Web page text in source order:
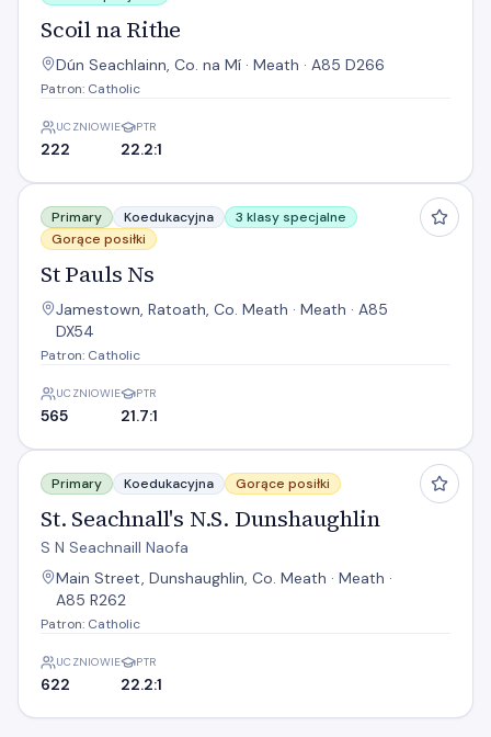
Scoil na Rithe
Dún Seachlainn, Co. na Mí · Meath · A85 D266
Patron: Catholic
UCZNIOWIE
222
PTR
22.2:1
St Pauls Ns
Primary Koedukacyjna
3 klasy specjalne
Gorące posiłki
St Pauls Ns
Jamestown, Ratoath, Co. Meath · Meath · A85
DX54
Patron: Catholic
UCZNIOWIE
565
PTR
21.7:1
St. Seachnall's N.S. Dunshaughlin
Primary Koedukacyjna Gorące posiłki
St. Seachnall's N.S. Dunshaughlin
S N Seachnaill Naofa
Main Street, Dunshaughlin, Co. Meath · Meath ·
A85 R262
Patron: Catholic
UCZNIOWIE
622
PTR
22.2:1